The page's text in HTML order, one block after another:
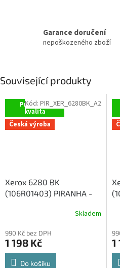
Garance doručení
nepoškozeného zboží
Související produkty
Prémiová
kvalita
Česká výroba
Xerox 6280 BK
(106R01403) PIRANHA -
Skladem
990 Kč bez DPH
1 198 Kč
Do košíku
Kód: PIR_XER_6280BK_A2
1